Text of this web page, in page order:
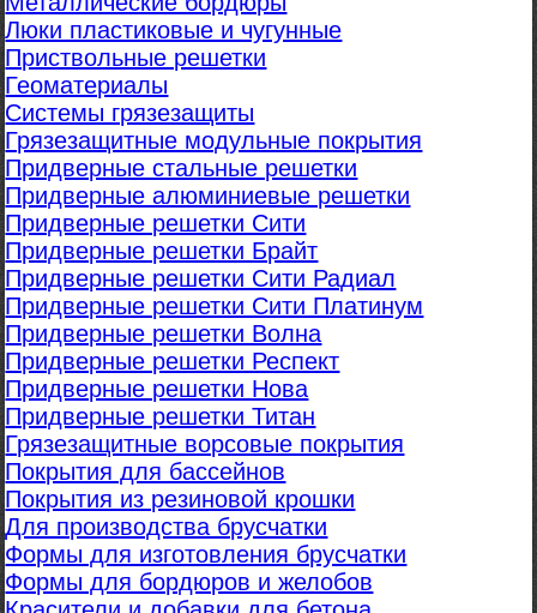
Люки пластиковые и чугунные
Приствольные решетки
Геоматериалы
Системы грязезащиты
Грязезащитные модульные покрытия
Придверные стальные решетки
Придверные алюминиевые решетки
Придверные решетки Сити
Придверные решетки Брайт
Придверные решетки Сити Радиал
Придверные решетки Сити Платинум
Придверные решетки Волна
Придверные решетки Респект
Придверные решетки Нова
Придверные решетки Титан
Грязезащитные ворсовые покрытия
Покрытия для бассейнов
Покрытия из резиновой крошки
Для производства брусчатки
Формы для изготовления брусчатки
Формы для бордюров и желобов